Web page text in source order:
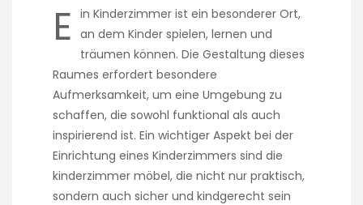
E in Kinderzimmer ist ein besonderer Ort,
an dem Kinder spielen, lernen und
träumen können. Die Gestaltung dieses
Raumes erfordert besondere
Aufmerksamkeit, um eine Umgebung zu
schaffen, die sowohl funktional als auch
inspirierend ist. Ein wichtiger Aspekt bei der
Einrichtung eines Kinderzimmers sind die
kinderzimmer möbel, die nicht nur praktisch,
sondern auch sicher und kindgerecht sein